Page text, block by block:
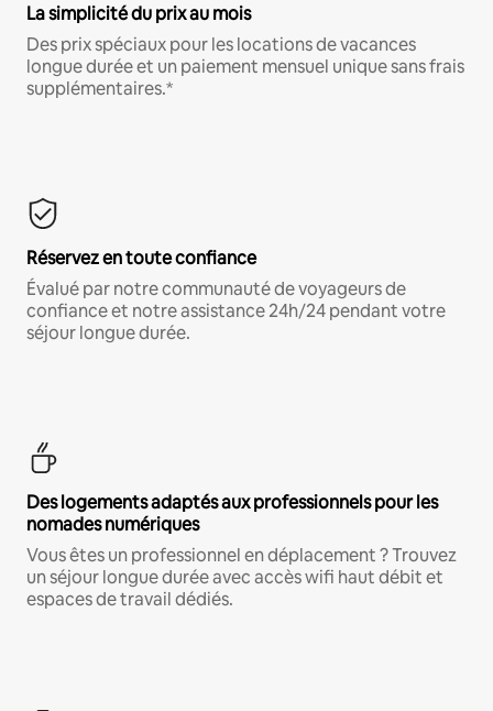
La simplicité du prix au mois
Des prix spéciaux pour les locations de vacances
longue durée et un paiement mensuel unique sans frais
supplémentaires.*
Réservez en toute confiance
Évalué par notre communauté de voyageurs de
confiance et notre assistance 24h/24 pendant votre
séjour longue durée.
Des logements adaptés aux professionnels pour les
nomades numériques
Vous êtes un professionnel en déplacement ? Trouvez
un séjour longue durée avec accès wifi haut débit et
espaces de travail dédiés.